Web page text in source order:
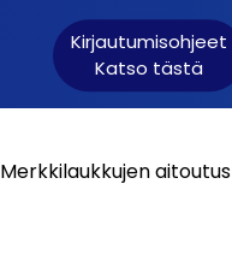
Kirjautumisohjeet
Katso tästä
Merkkilaukkujen aitoutus